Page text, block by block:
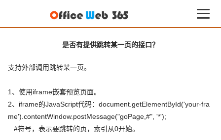
是否有提供跳转某一页的接口？
支持外部调用跳转某一页。
1、使用iframe嵌套预览页面。
2、iframe的JavaScript代码：document.getElementById('your-fra
me').contentWindow.postMessage("goPage,#", '*');
#符号，表示要跳转的页，索引从0开始。